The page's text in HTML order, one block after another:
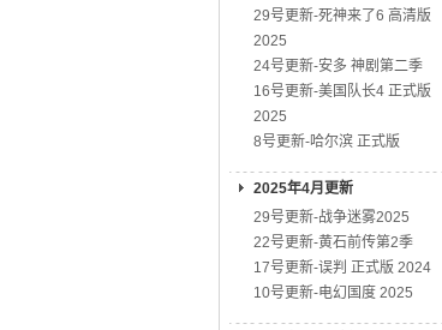
29号更新-死神来了6 高清版
2025
24号更新-安多 神剧第二季
16号更新-美国队长4 正式版
2025
8号更新-哈尔滨 正式版
2025年4月更新
29号更新-战争迷雾2025
22号更新-黄石前传第2季
17号更新-误判 正式版 2024
10号更新-电幻国度 2025